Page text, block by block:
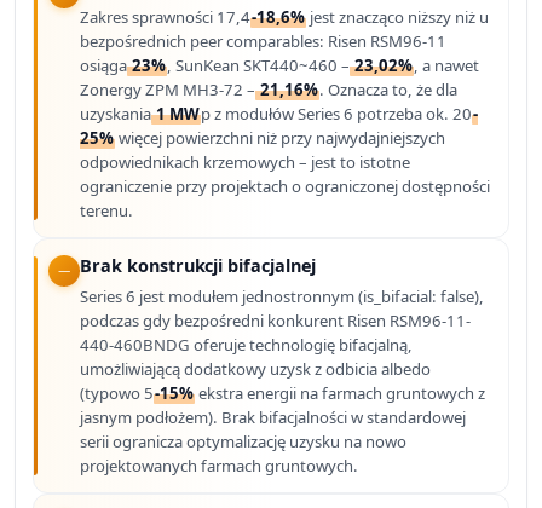
Zakres sprawności 17,4-18,6% jest znacząco niższy niż u
bezpośrednich peer comparables: Risen RSM96-11
osiąga23%, SunKean SKT440~460 –23,02%, a nawet
Zonergy ZPM MH3-72 –21,16%. Oznacza to, że dla
uzyskania1 MWp z modułów Series 6 potrzeba ok. 20-
25% więcej powierzchni niż przy najwydajniejszych
odpowiednikach krzemowych – jest to istotne
ograniczenie przy projektach o ograniczonej dostępności
terenu.
Brak konstrukcji bifacjalnej
Series 6 jest modułem jednostronnym (is_bifacial: false),
podczas gdy bezpośredni konkurent Risen RSM96-11-
440-460BNDG oferuje technologię bifacjalną,
umożliwiającą dodatkowy uzysk z odbicia albedo
(typowo 5-15% ekstra energii na farmach gruntowych z
jasnym podłożem). Brak bifacjalności w standardowej
serii ogranicza optymalizację uzysku na nowo
projektowanych farmach gruntowych.